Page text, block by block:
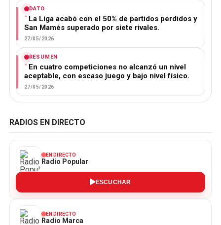
DATO
La Liga acabó con el 50% de partidos perdidos y
San Mamés superado por siete rivales.
27/05/2026
RESUMEN
En cuatro competiciones no alcanzó un nivel
aceptable, con escaso juego y bajo nivel físico.
27/05/2026
RADIOS EN DIRECTO
EN DIRECTO
Radio Popular
ESCUCHAR
EN DIRECTO
Radio Marca